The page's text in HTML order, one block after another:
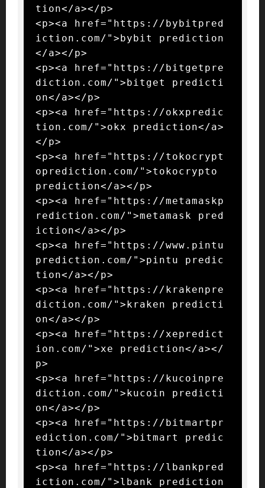
tion</a></p>
<p><a href="https://bybitpred
iction.com/">bybit prediction
</a></p>
<p><a href="https://bitgetpre
diction.com/">bitget predicti
on</a></p>
<p><a href="https://okxpredic
tion.com/">okx prediction</a>
</p>
<p><a href="https://tokocrypt
oprediction.com/">tokocrypto
prediction</a></p>
<p><a href="https://metamaskp
rediction.com/">metamask pred
iction</a></p>
<p><a href="https://www.pintu
prediction.com/">pintu predic
tion</a></p>
<p><a href="https://krakenpre
diction.com/">kraken predicti
on</a></p>
<p><a href="https://xepredict
ion.com/">xe prediction</a></
p>
<p><a href="https://kucoinpre
diction.com/">kucoin predicti
on</a></p>
<p><a href="https://bitmartpr
ediction.com/">bitmart predic
tion</a></p>
<p><a href="https://lbankpred
iction.com/">lbank prediction